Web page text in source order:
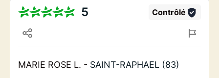
5 Contrôlé
MARIE ROSE L. - SAINT-RAPHAEL (83)